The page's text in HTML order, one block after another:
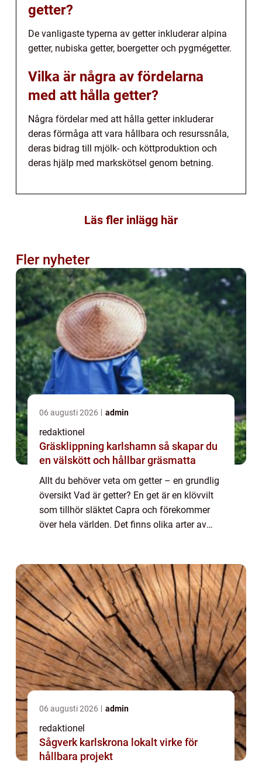
getter?
De vanligaste typerna av getter inkluderar alpina
getter, nubiska getter, boergetter och pygmégetter.
Vilka är några av fördelarna
med att hålla getter?
Några fördelar med att hålla getter inkluderar
deras förmåga att vara hållbara och resurssnåla,
deras bidrag till mjölk- och köttproduktion och
deras hjälp med markskötsel genom betning.
Läs fler inlägg här
Fler nyheter
06 augusti 2026 admin
redaktionel
Gräsklippning karlshamn så skapar du
en välskött och hållbar gräsmatta
Allt du behöver veta om getter – en grundlig
översikt Vad är getter? En get är en klövvilt
som tillhör släktet Capra och förekommer
över hela världen. Det finns olika arter av
06 augusti 2026 admin
redaktionel
Sågverk karlskrona lokalt virke för
hållbara projekt